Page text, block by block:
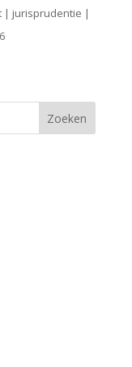
| jurisprudentie |